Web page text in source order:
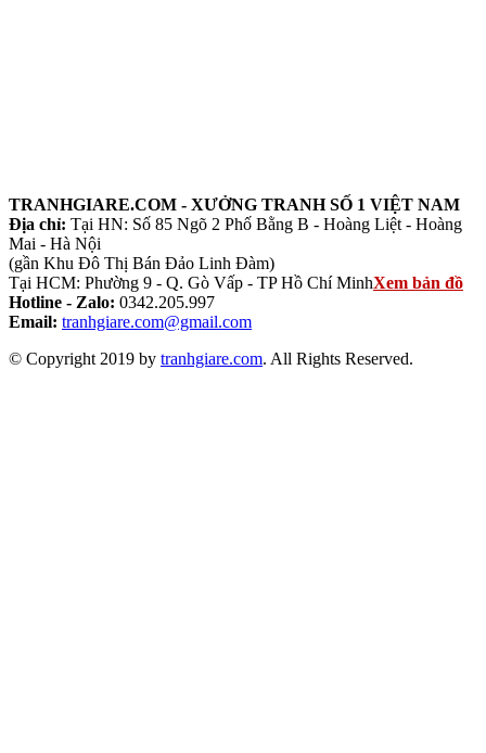
TRANHGIARE.COM - XƯỞNG TRANH SỐ 1 VIỆT NAM
Địa chỉ: Tại HN: Số 85 Ngõ 2 Phố Bằng B - Hoàng Liệt - Hoàng
Mai - Hà Nội
(gần Khu Đô Thị Bán Đảo Linh Đàm)
Tại HCM: Phường 9 - Q. Gò Vấp - TP Hồ Chí MinhXem bản đồ
Hotline - Zalo: 0342.205.997
Email: tranhgiare.com@gmail.com
© Copyright 2019 by tranhgiare.com. All Rights Reserved.